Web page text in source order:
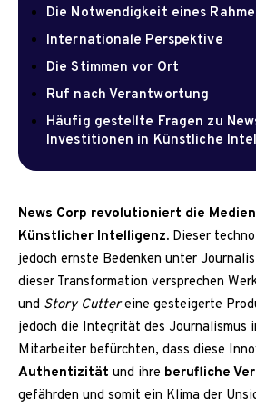
Die Notwendigkeit eines
Internationale Perspektive
Die Stimmen vor Ort
Ruf nach Verantwortung
Häufig gestellte Fragen zu
Investitionen in Künstliche
News Corp revolutioniert die
Künstlicher Intelligenz. Dieser
jedoch ernste Bedenken unter
dieser Transformation versprechen
und Story Cuttereine gesteigerte
jedoch die Integrität des Journalismus
Mitarbeiter befürchten, dass diese
Authentizität und ihre berufliche
gefährden und somit ein Klima der